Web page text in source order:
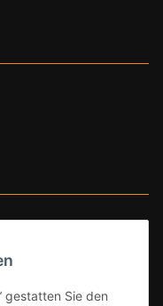
gestatten Sie den